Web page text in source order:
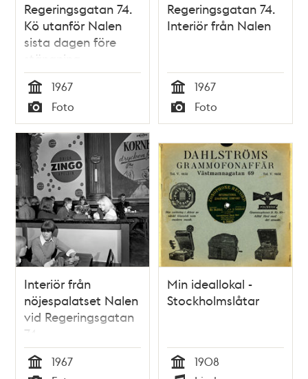
Regeringsgatan 74.
Kö utanför Nalen
sista dagen före
stängning
Tid
1967
Typ
Foto
Regeringsgatan 74.
Interiör från Nalen
Tid
1967
Typ
Foto
Interiör från
nöjespalatset Nalen
vid Regeringsgatan
74
1967
Min ideallokal -
Stockholmslåtar
1908